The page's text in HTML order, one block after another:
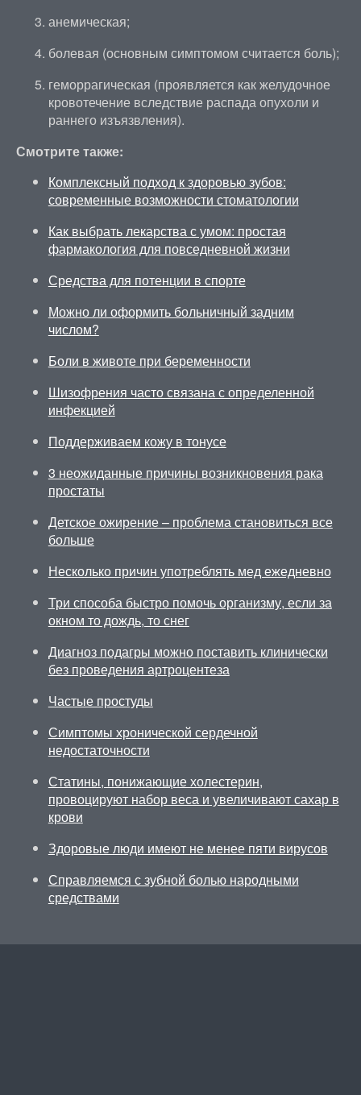
анемическая;
болевая (основным симптомом считается боль);
геморрагическая (проявляется как желудочное
кровотечение вследствие распада опухоли и
раннего изъязвления).
Смотрите также:
Комплексный подход к здоровью зубов:
современные возможности стоматологии
Как выбрать лекарства с умом: простая
фармакология для повседневной жизни
Средства для потенции в спорте
Можно ли оформить больничный задним
числом?
Боли в животе при беременности
Шизофрения часто связана с определенной
инфекцией
Поддерживаем кожу в тонусе
3 неожиданные причины возникновения рака
простаты
Детское ожирение – проблема становиться все
больше
Несколько причин употреблять мед ежедневно
Три способа быстро помочь организму, если за
окном то дождь, то снег
Диагноз подагры можно поставить клинически
без проведения артроцентеза
Частые простуды
Симптомы хронической сердечной
недостаточности
Статины, понижающие холестерин,
провоцируют набор веса и увеличивают сахар в
крови
Здоровые люди имеют не менее пяти вирусов
Справляемся с зубной болью народными
средствами